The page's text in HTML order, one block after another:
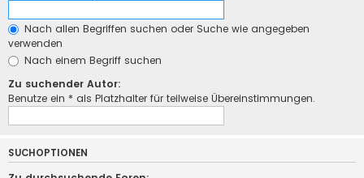
Nach allen Begriffen suchen oder Suche wie angegeben
verwenden
Nach einem Begriff suchen
Zu suchender Autor:
Benutze ein * als Platzhalter für teilweise Übereinstimmungen.
SUCHOPTIONEN